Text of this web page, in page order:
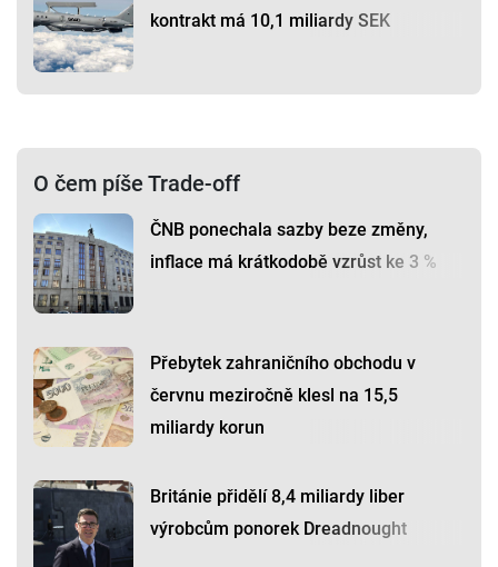
kontrakt má 10,1 miliardy SEK
O čem píše Trade-off
ČNB ponechala sazby beze změny,
inflace má krátkodobě vzrůst ke 3 %
Přebytek zahraničního obchodu v
červnu meziročně klesl na 15,5
miliardy korun
Británie přidělí 8,4 miliardy liber
výrobcům ponorek Dreadnought